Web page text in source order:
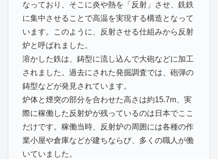
なっており、そこに炎や熱を「反射」させ、銑鉄
に集中させることで高温を実現する構造となって
います。このように、反射させる仕組みから反射
炉と呼ばれました。
溶かした鉄は、鋳型に流し込んで大砲などに加工
されました。過去にされた発掘調査では、砲弾の
鋳型などが発見されています。
炉体と煙突の部分を合わせた高さは約15.7m、実
際に稼働した反射炉が残っているのは日本でここ
だけです。稼働当時、反射炉の周囲には各種の作
業小屋や倉庫などが建ちならび、多くの職人が働
いていました。